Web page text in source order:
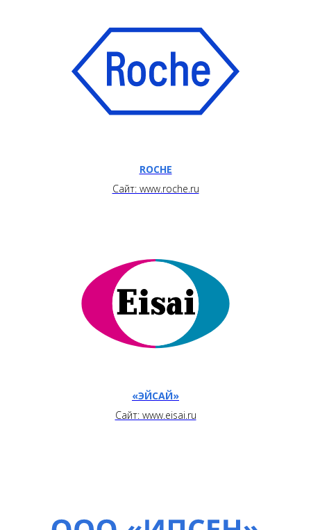
ROCHE
Сайт: www.roche.ru
«ЭЙСАЙ»
Сайт: www.eisai.ru